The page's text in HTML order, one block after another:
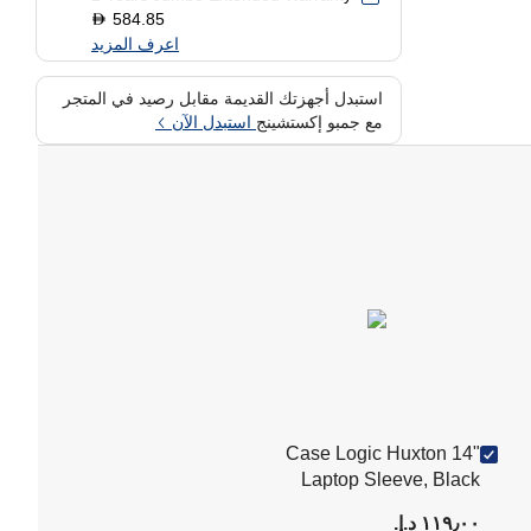
D 584.85
اعرف المزيد
استبدل أجهزتك القديمة مقابل رصيد في المتجر
مع جمبو إكستشينج استبدل الآن
Case Logic Huxton 14"
Laptop Sleeve, Black
١١٩٫٠٠ د.إ.‏